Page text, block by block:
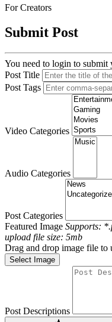
For Creators
Submit Post
You need to login to submit
Post Title
Post Tags
Video Categories
Audio Categories
Post Categories
Featured Image Supports:
upload file size: 5mb
Drag and drop image file to
Select Image
Post Descriptions